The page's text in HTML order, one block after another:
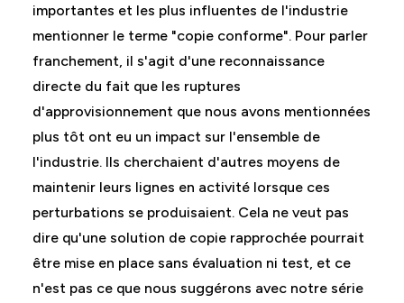
importantes et les plus influentes de l'industrie
mentionner le terme "copie conforme". Pour parler
franchement, il s'agit d'une reconnaissance
directe du fait que les ruptures
d'approvisionnement que nous avons mentionnées
plus tôt ont eu un impact sur l'ensemble de
l'industrie. Ils cherchaient d'autres moyens de
maintenir leurs lignes en activité lorsque ces
perturbations se produisaient. Cela ne veut pas
dire qu'une solution de copie rapprochée pourrait
être mise en place sans évaluation ni test, et ce
n'est pas ce que nous suggérons avec notre série